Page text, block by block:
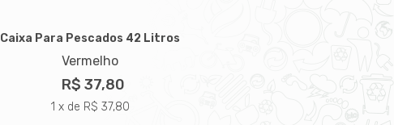
Caixa Para Pescados 42 Litros
Vermelho
R$ 37,80
1 x de R$ 37,80